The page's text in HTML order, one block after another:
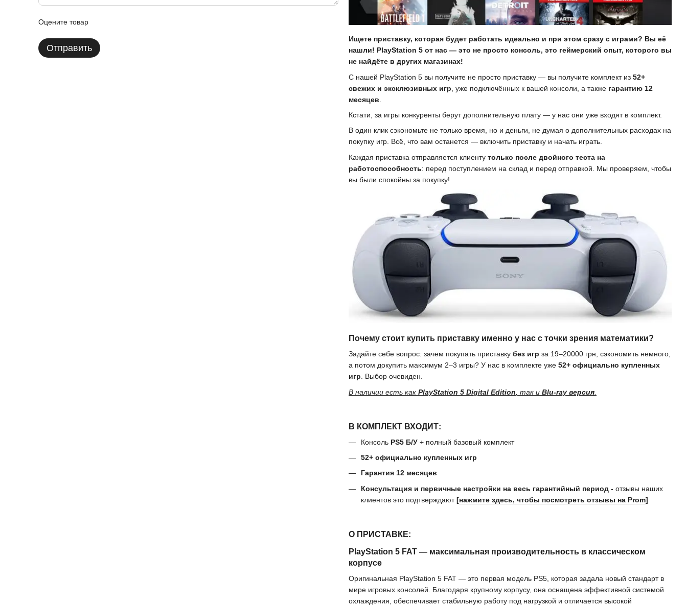
Оцените товар
Отправить
Ищете приставку, которая будет работать идеально и при этом сразу с играми? Вы её
нашли! PlayStation 5 от нас — это не просто консоль, это геймерский опыт, которого вы
не найдёте в других магазинах!
С нашей PlayStation 5 вы получите не просто приставку — вы получите комплект из 52+
свежих и эксклюзивных игр , уже подключённых к вашей консоли, а также гарантию 12
месяцев
Кстати, за игры конкуренты берут дополнительную плату — у нас они уже входят в комплект.
В один клик сэкономьте не только время, но и деньги, не думая о дополнительных расходах на
покупку игр. Всё, что вам останется — включить приставку и начать играть.
Каждая приставка отправляется клиенту только после двойного теста на
работоспособность: перед поступлением на склад и перед отправкой. Мы проверяем, чтобы
вы были спокойны за покупку!
Почему стоит купить приставку именно у нас с точки зрения математики?
Задайте себе вопрос: зачем покупать приставку без игр за 19–20000 грн, сэкономить немного,
а потом докупить максимум 2–3 игры? У нас в комплекте уже 52+ официально купленных
игр. Выбор очевиден.
В наличии есть как PlayStation 5 Digital Edition , так и Blu-ray версия
В КОМПЛЕКТ ВХОДИТ:
Консоль PS5 Б/У + полный базовый комплект
52+ официально купленных игр
Гарантия 12 месяцев
Консультация и первичные настройки на весь гарантийный период - отзывы наших
клиентов это подтверждают[нажмите здесь, чтобы посмотреть отзывы на Prom]
О ПРИСТАВКЕ:
PlayStation 5 FAT — максимальная производительность в классическом
корпусе
Оригинальная PlayStation 5 FAT — это первая модель PS5, которая задала новый стандарт в
мире игровых консолей. Благодаря крупному корпусу, она оснащена эффективной системой
охлаждения, обеспечивает стабильную работу под нагрузкой и отличается высокой